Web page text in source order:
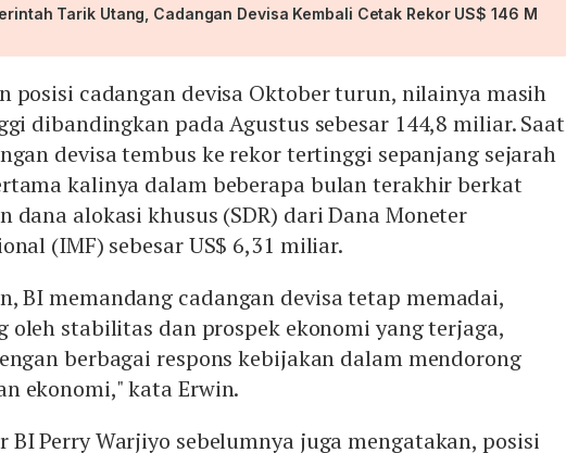
Tarik Utang, Cadangan Devisa Kembali Cetak Rekor US$ 146 M
posisi cadangan devisa Oktober turun, nilainya masih
dibandingkan pada Agustus sebesar 144,8 miliar. Saat
devisa tembus ke rekor tertinggi sepanjang sejarah
kalinya dalam beberapa bulan terakhir berkat
dana alokasi khusus (SDR) dari Dana Moneter
(IMF) sebesar US$ 6,31 miliar.
BI memandang cadangan devisa tetap memadai,
oleh stabilitas dan prospek ekonomi yang terjaga,
berbagai respons kebijakan dalam mendorong
ekonomi," kata Erwin.
BI Perry Warjiyo sebelumnya juga mengatakan, posisi